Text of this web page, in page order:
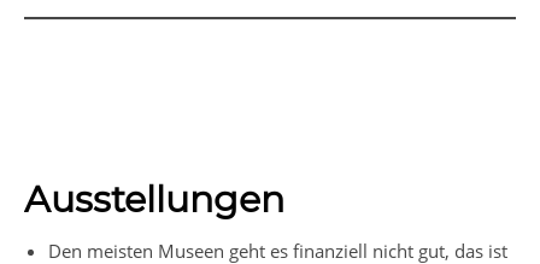
Ausstellungen
Den meisten Museen geht es finanziell nicht gut, das ist